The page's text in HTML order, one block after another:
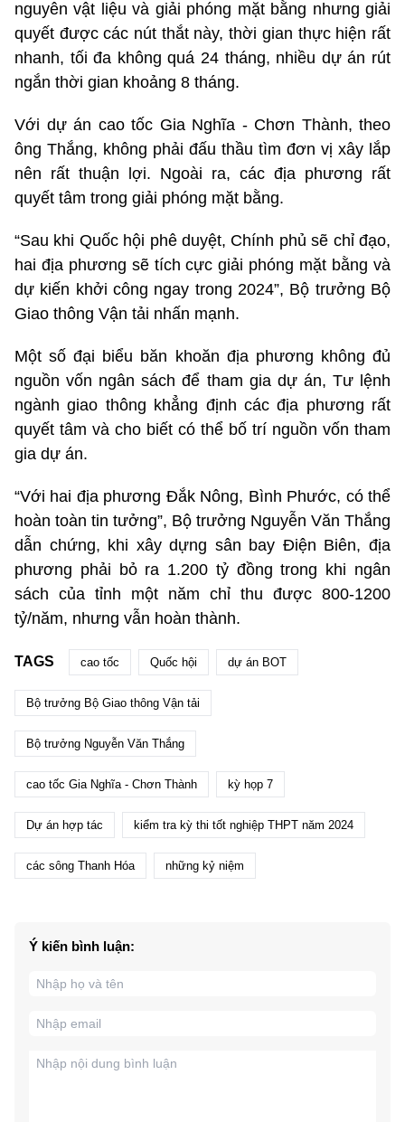
nguyên vật liệu và giải phóng mặt bằng nhưng giải
quyết được các nút thắt này, thời gian thực hiện rất
nhanh, tối đa không quá 24 tháng, nhiều dự án rút
ngắn thời gian khoảng 8 tháng.
Với dự án cao tốc Gia Nghĩa - Chơn Thành, theo
ông Thắng, không phải đấu thầu tìm đơn vị xây lắp
nên rất thuận lợi. Ngoài ra, các địa phương rất
quyết tâm trong giải phóng mặt bằng.
“Sau khi Quốc hội phê duyệt, Chính phủ sẽ chỉ đạo,
hai địa phương sẽ tích cực giải phóng mặt bằng và
dự kiến khởi công ngay trong 2024”, Bộ trưởng Bộ
Giao thông Vận tải nhấn mạnh.
Một số đại biểu băn khoăn địa phương không đủ
nguồn vốn ngân sách để tham gia dự án, Tư lệnh
ngành giao thông khẳng định các địa phương rất
quyết tâm và cho biết có thể bố trí nguồn vốn tham
gia dự án.
“Với hai địa phương Đắk Nông, Bình Phước, có thể
hoàn toàn tin tưởng”, Bộ trưởng Nguyễn Văn Thắng
dẫn chứng, khi xây dựng sân bay Điện Biên, địa
phương phải bỏ ra 1.200 tỷ đồng trong khi ngân
sách của tỉnh một năm chỉ thu được 800-1200
tỷ/năm, nhưng vẫn hoàn thành.
TAGS cao tốc Quốc hội dự án BOT
Bộ trưởng Bộ Giao thông Vận tải
Bộ trưởng Nguyễn Văn Thắng
cao tốc Gia Nghĩa - Chơn Thành kỳ họp 7
Dự án hợp tác kiểm tra kỳ thi tốt nghiệp THPT năm 2024
các sông Thanh Hóa những kỷ niệm
Ý kiến bình luận: